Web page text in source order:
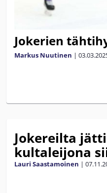
Jokerien
Markus Nuutinen |
Jokereilta
kultaleijona
Lauri Saastamoinen |